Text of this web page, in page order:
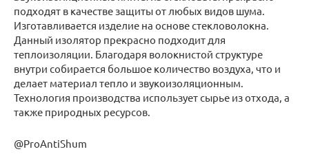
подходят в качестве защиты от любых видов шума.
Изготавливается изделие на основе стекловолокна.
Данный изолятор прекрасно подходит для
теплоизоляции. Благодаря волокнистой структуре
внутри собирается большое количество воздуха, что и
делает материал тепло и звукоизоляционным.
Технология производства использует сырье из отхода, а
также природных ресурсов.
@ProAntiShum